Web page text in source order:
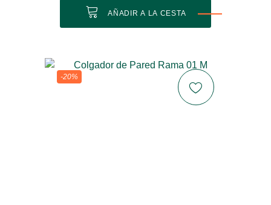
AÑADIR A LA CESTA
-20%